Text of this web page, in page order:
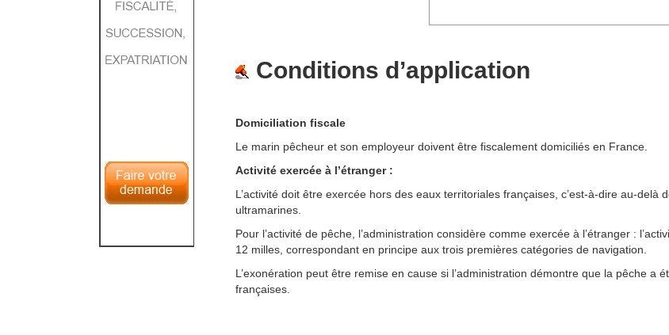
Conditions d’application
Domiciliation fiscale
Le marin pêcheur et son employeur doivent être fiscalement domiciliés en France.
Activité exercée à l’étranger :
L’activité doit être exercée hors des eaux territoriales françaises, c’est-à-dire au-
ultramarines.
Pour l’activité de pêche, l’administration considère comme exercée à l’étranger :
12 milles, correspondant en principe aux trois premières catégories de navigation.
L’exonération peut être remise en cause si l’administration démontre que la pêche a
françaises.